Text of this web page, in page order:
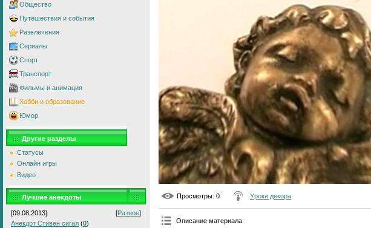
Общество
Путешествия и события
Развлечения
Сериалы
Спорт
Транспорт
Фильмы и анимация
Хобби и образование
Юмор
Другие разделы
Статусы
Онлайн игры
Видео
Лучшие анекдоты
[09.08.2013] [Разное]
Анекдот Стивен сигал (0)
Просмотры: 0 Уроки декора
Описание материала: